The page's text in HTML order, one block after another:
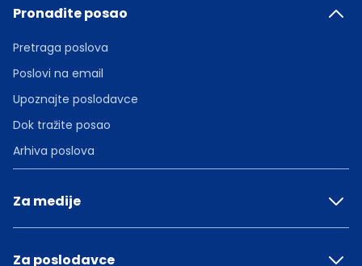
Pronađite posao
Pretraga poslova
Poslovi na email
Upoznajte poslodavce
Dok tražite posao
Arhiva poslova
Za medije
Za poslodavce